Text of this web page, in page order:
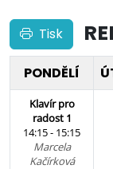
Tisk
PONDĚLÍ
Klavír pro
radost 1
14:15 - 15:15
Marcela
Kačírková